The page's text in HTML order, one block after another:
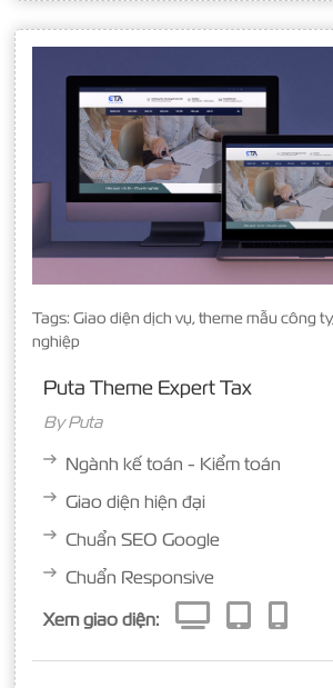
Tags: Giao diện dịch vụ, theme mẫu công ty,
nghiệp
Puta Theme Expert Tax
ByPuta
Ngành kế toán - Kiểm toán
Giao diện hiện đại
Chuẩn SEO Google
Chuẩn Responsive
Xem giao diện: